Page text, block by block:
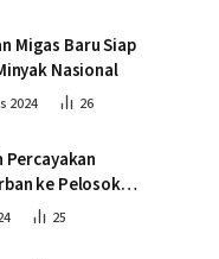
Migas Baru Siap
Nasional
2024 26
Percayakan
ke Pelosok
Dompet Dhuafa
25